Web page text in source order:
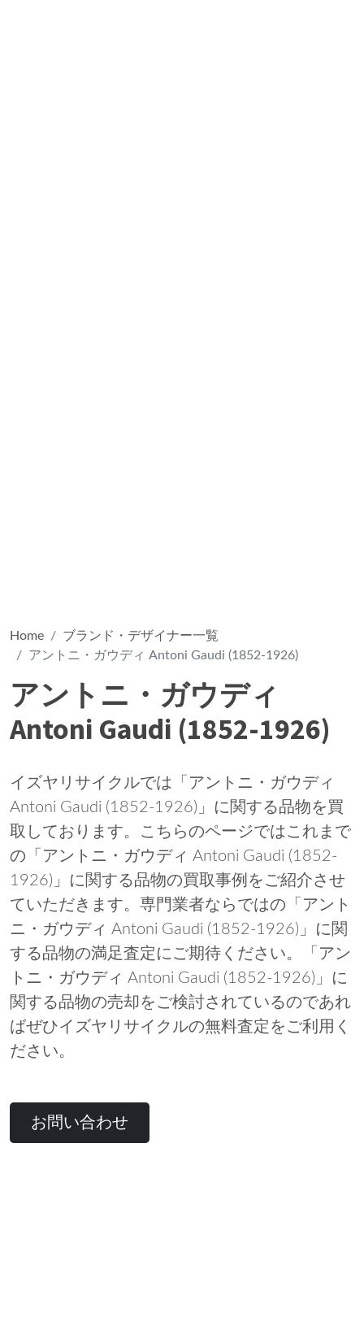
Home
ブランド・デザイナー一覧
アントニ・ガウディ Antoni Gaudi (1852-1926)
アントニ・ガウディ
Antoni Gaudi (1852-1926)
イズヤリサイクルでは「アントニ・ガウディ
Antoni Gaudi (1852-1926)」に関する品物を買
取しております。こちらのページではこれまで
の「アントニ・ガウディ Antoni Gaudi (1852-
1926)」に関する品物の買取事例をご紹介させ
ていただきます。専門業者ならではの「アント
ニ・ガウディ Antoni Gaudi (1852-1926)」に関
する品物の満足査定にご期待ください。「アン
トニ・ガウディ Antoni Gaudi (1852-1926)」に
関する品物の売却をご検討されているのであれ
ばぜひイズヤリサイクルの無料査定をご利用く
ださい。
お問い合わせ